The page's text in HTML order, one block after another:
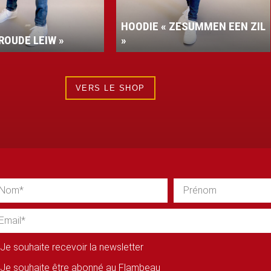
« ZESUMMEN EEN ZIL
VESTE PERFORMANCE
VERS LE SHOP
Je souhaite recevoir la newsletter
Je souhaite être abonné au Flambeau